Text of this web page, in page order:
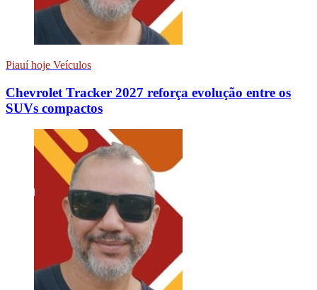
Piauí hoje Veículos
Chevrolet Tracker 2027 reforça evolução entre os
SUVs compactos